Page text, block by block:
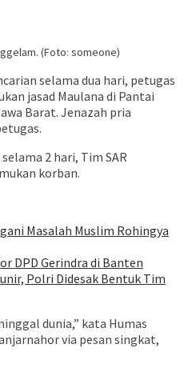
(Foto: someone)
selama dua hari, petugas
jasad Maulana di Pantai
Barat. Jenazah pria
2 hari, Tim SAR
korban.
Masalah Muslim Rohingya
DPD Gerindra di Banten
Polri Didesak Bentuk Tim
dunia,” kata Humas
via pesan singkat,